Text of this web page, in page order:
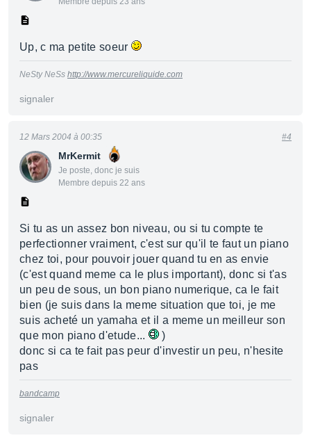
Up, c ma petite soeur
NeSty NeSs http://www.mercureliquide.com
signaler
MrKermit
Je poste, donc je suis
Membre depuis 22 ans
12 Mars 2004 à 00:35 #4
Si tu as un assez bon niveau, ou si tu compte te
perfectionner vraiment, c'est sur qu'il te faut un piano
chez toi, pour pouvoir jouer quand tu en as envie
(c'est quand meme ca le plus important), donc si t'as
un peu de sous, un bon piano numerique, ca le fait
bien (je suis dans la meme situation que toi, je me
suis acheté un yamaha et il a meme un meilleur son
que mon piano d'etude...
)
donc si ca te fait pas peur d'investir un peu, n'hesite
pas
bandcamp
signaler